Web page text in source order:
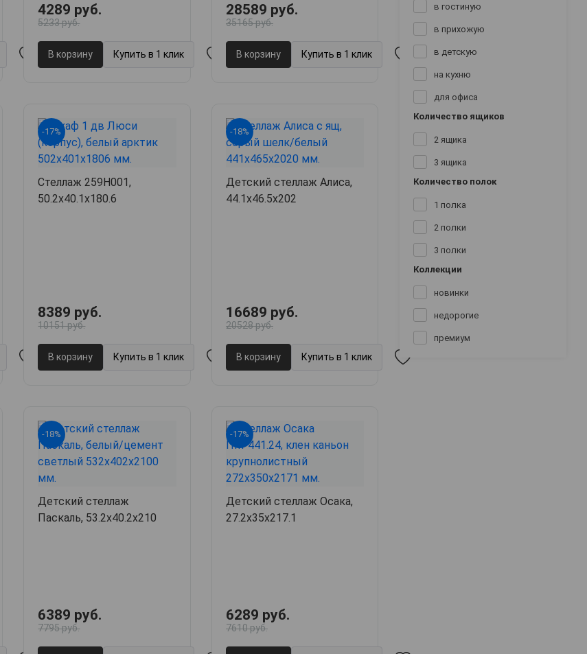
4289 руб.
5233 руб.
В корзину Купить в 1 клик
28589 руб.
35165 руб.
В корзину Купить в 1 клик
-17%
Стеллаж 259H001,
50.2х40.1х180.6
8389 руб.
10151 руб.
В корзину Купить в 1 клик
-18%
Детский стеллаж Алиса,
44.1х46.5х202
16689 руб.
20528 руб.
В корзину Купить в 1 клик
-18%
Детский стеллаж
Паскаль, 53.2х40.2х210
6389 руб.
7795 руб.
-17%
Детский стеллаж Осака,
27.2х35х217.1
6289 руб.
7610 руб.
в гостиную
в прихожую
в детскую
на кухню
для офиса
Количество ящиков
2 ящика
3 ящика
Количество полок
1 полка
2 полки
3 полки
Коллекции
новинки
недорогие
премиум